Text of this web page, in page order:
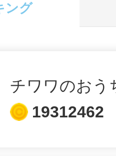
ング
チワワのおう
19312462